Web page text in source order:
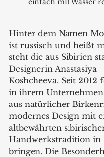
einfach mit Wasser
Hinter dem Namen
ist russisch und heißt
steht die aus Sibirien
Designerin Anastasiya
Koshcheeva. Seit 2012
in ihrem
aus natürlicher
modernes Design mit
altbewährten
Handwerkstradition in
bringen. Die